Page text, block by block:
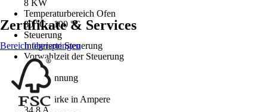
8 KW
Temperaturbereich Ofen
80 °C - 100 °C
Steuerung
Integrierte Steuerung
Vorwahlzeit der Steuerung
Keine
Netzspannung
380 V
Stromstärke in Ampere
34,8 A
Zertifikate & Services
Bereich überspringen